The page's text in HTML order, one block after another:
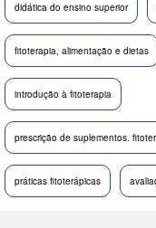
didática do ensino superior
fitoterapia, alimentação e dietas
introdução à fitoterapia
prescrição de suplementos.
práticas fitoterápicas